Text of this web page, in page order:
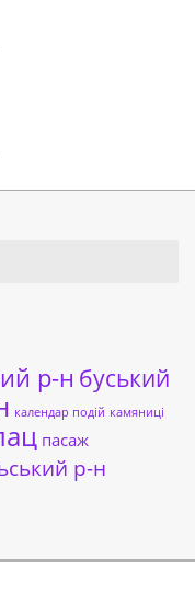
р-н буський
календар подій камяниці
пасаж
р-н